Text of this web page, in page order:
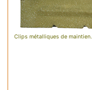
Clips métalliques de maintien.